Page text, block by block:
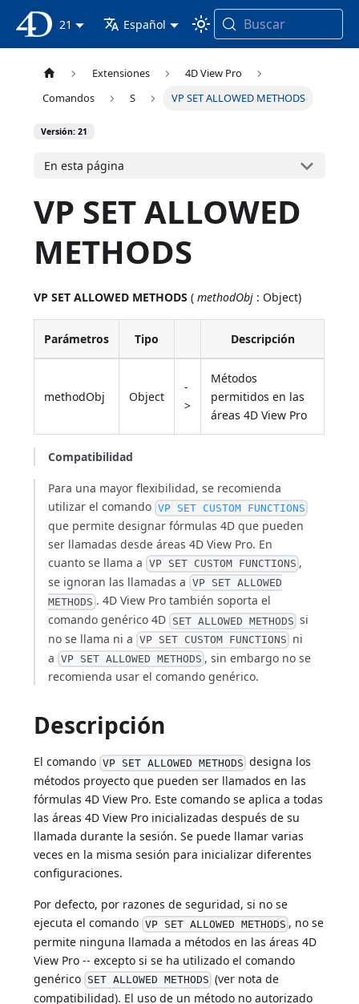
Documentación 4D
21 Español Buscar
Extensiones
4D View Pro
Comandos
S VP SET ALLOWED METHODS
Versión: 21
En esta página
VP SET ALLOWED
METHODS
VP SET ALLOWED METHODS (methodObj : Object)
Parámetros Tipo Descripción
methodObj Object
-
>
Métodos
permitidos en las
áreas 4D View Pro
Compatibilidad
Para una mayor flexibilidad, se recomienda
utilizar el comando VP SET CUSTOM FUNCTIONS
que permite designar fórmulas 4D que pueden
ser llamadas desde áreas 4D View Pro. En
cuanto se llama a VP SET CUSTOM FUNCTIONS ,
se ignoran las llamadas a VP SET ALLOWED
METHODS . 4D View Pro también soporta el
comando genérico 4D SET ALLOWED METHODS si
no se llama ni a VP SET CUSTOM FUNCTIONS ni
a VP SET ALLOWED METHODS , sin embargo no se
recomienda usar el comando genérico.
Descripción
El comando VP SET ALLOWED METHODS designa los
métodos proyecto que pueden ser llamados en las
fórmulas 4D View Pro. Este comando se aplica a todas
las áreas 4D View Pro inicializadas después de su
llamada durante la sesión. Se puede llamar varias
veces en la misma sesión para inicializar diferentes
configuraciones.
Por defecto, por razones de seguridad, si no se
ejecuta el comando VP SET ALLOWED METHODS , no se
permite ninguna llamada a métodos en las áreas 4D
View Pro -- excepto si se ha utilizado el comando
genérico SET ALLOWED METHODS (ver nota de
compatibilidad). El uso de un método no autorizado